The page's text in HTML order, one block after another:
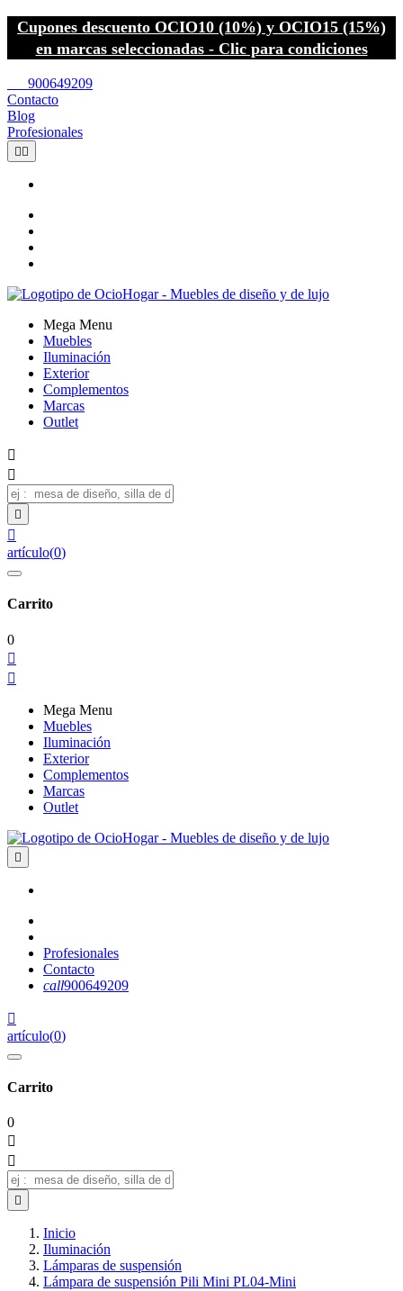
Cupones descuento OCIO10 (10%) y OCIO15 (15%)
en marcas seleccionadas - Clic para condiciones
900649209
Contacto
Blog
Profesionales
 
Mega Menu
Muebles
Iluminación
Exterior
Complementos
Marcas
Outlet




artículo(0)
Carrito
0


Mega Menu
Muebles
Iluminación
Exterior
Complementos
Marcas
Outlet

Profesionales
Contacto
call900649209

artículo(0)
Carrito
0



Inicio
Iluminación
Lámparas de suspensión
Lámpara de suspensión Pili Mini PL04-Mini